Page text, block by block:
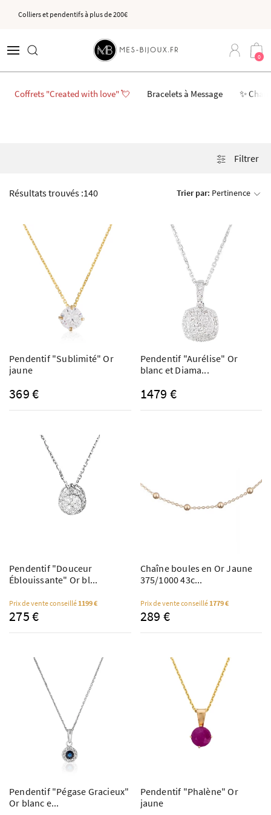
Colliers et pendentifs à plus de 200€
0
Coffrets "Created with love" 💘 Bracelets à Message ✨
Filtrer
Résultats trouvés :140 Trier par: Pertinence
Pendentif "Sublimité" Or
jaune
369 €
Pendentif "Aurélise" Or
blanc et Diama...
1479 €
Pendentif "Douceur
Éblouissante" Or bl...
Prix de vente conseillé1199 €
275 €
Chaîne boules en Or Jaune
375/1000 43c...
Prix de vente conseillé1779 €
289 €
Pendentif "Pégase Gracieux"
Or blanc e...
Pendentif "Phalène" Or
jaune